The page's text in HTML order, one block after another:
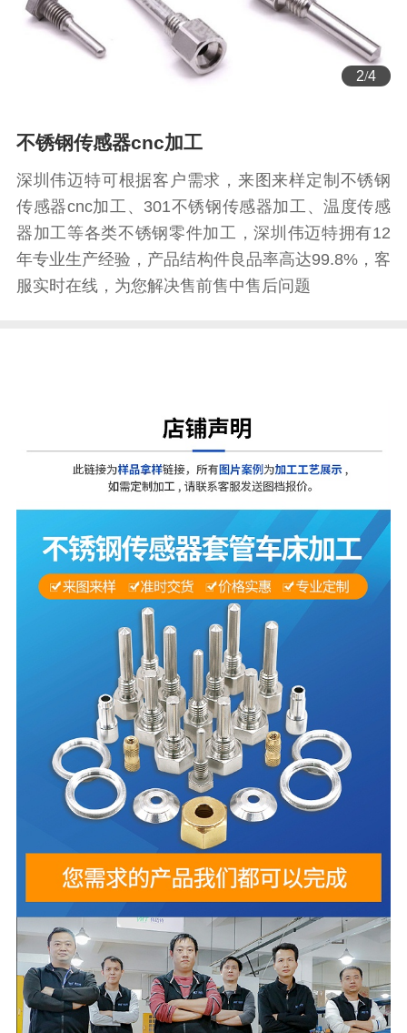
3/4
不锈钢传感器cnc加工
深圳伟迈特可根据客户需求，来图来样定制不锈钢
传感器cnc加工、301不锈钢传感器加工、温度传感
器加工等各类不锈钢零件加工，深圳伟迈特拥有12
年专业生产经验，产品结构件良品率高达99.8%，客
服实时在线，为您解决售前售中售后问题